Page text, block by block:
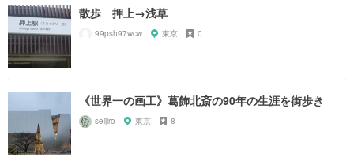
散歩 押上→浅草
99psh97wcw 東京 0
《世界一の画工》葛飾北斎の90年の生涯を街歩き
seijiro 東京 8